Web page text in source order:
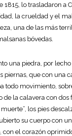
1815, lo trasladaron a
la crueldad y el
una de las más
bóvedas.
una piedra, por
piernas, que con una
todo movimiento,
de la calavera con dos
los pies
su cuerpo con
con el corazón